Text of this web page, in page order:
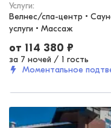
Услуги:
Велнес/спа-центр •
услуги • Массаж
от 114 380 ₽
за 7 ночей / 1 гость
Моментальное